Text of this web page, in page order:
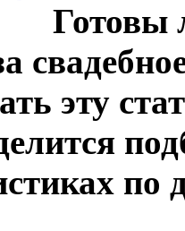
Готовы
эту
по